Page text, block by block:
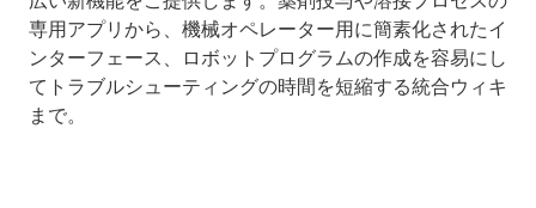
専用アプリから、機械オペレーター用に簡素化されたイ
ンターフェース、ロボットプログラムの作成を容易にし
てトラブルシューティングの時間を短縮する統合ウィキ
まで。